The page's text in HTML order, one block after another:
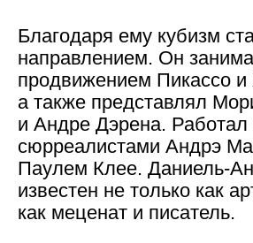
Благодаря ему кубизм
направлением. Он
продвижением Пикассо
а также представлял
и Андре Дэрена. Работал
сюрреалистами Андрэ
Паулем Клее. Даниель-
известен не только как
как меценат и писатель.